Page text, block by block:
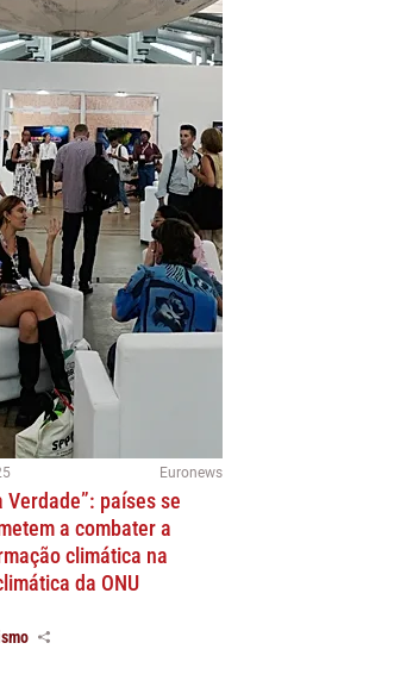
Euronews
Verdade”: países se
a combater a
climática na
da ONU